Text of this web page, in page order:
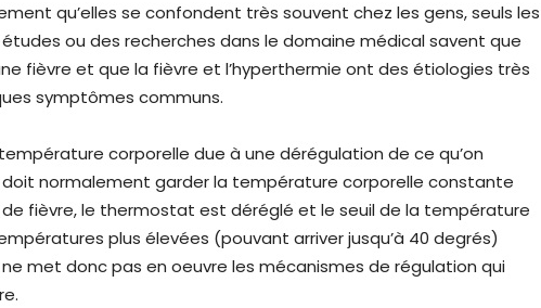
qu’elles se confondent très souvent chez les gens, seuls les
ou des recherches dans le domaine médical savent que
fièvre et que la fièvre et l’hyperthermie ont des étiologies très
symptômes communs.
corporelle due à une dérégulation de ce qu’on
normalement garder la température corporelle constante
fièvre, le thermostat est déréglé et le seuil de la température
plus élevées (pouvant arriver jusqu’à 40 degrés)
met donc pas en oeuvre les mécanismes de régulation qui